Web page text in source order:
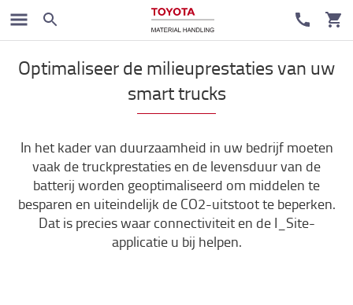
My Toyota
Optimaliseer de milieuprestaties van uw
smart trucks
In het kader van duurzaamheid in uw bedrijf moeten
vaak de truckprestaties en de levensduur van de
batterij worden geoptimaliseerd om middelen te
besparen en uiteindelijk de CO2-uitstoot te beperken.
Dat is precies waar connectiviteit en de I_Site-
applicatie u bij helpen.